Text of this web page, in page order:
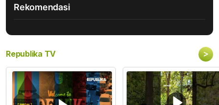
Rekomendasi
Republika TV >